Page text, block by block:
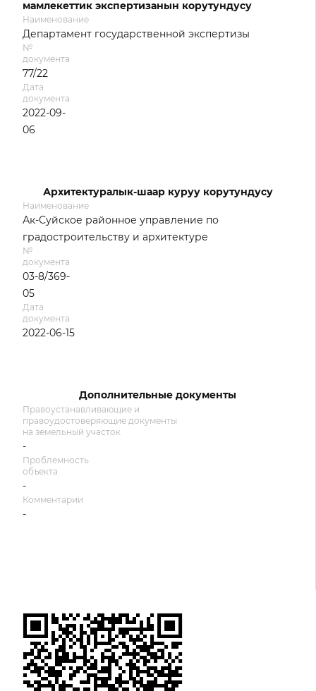
мамлекеттик экспертизанын корутундусу
Наименование
Департамент государственной экспертизы
№
документа
77/22
Дата
документа
2022-09-
06
Архитектуралык-шаар куруу корутундусу
Наименование
Ак-Суйское районное управление по
градостроительству и архитектуре
№
документа
03-8/369-
05
Дата
документа
2022-06-15
Дополнительные документы
Правоустанавливающие и
правоудостоверяющие документы
на земельный участок
-
Проблемность
объекта
-
Комментарии
-